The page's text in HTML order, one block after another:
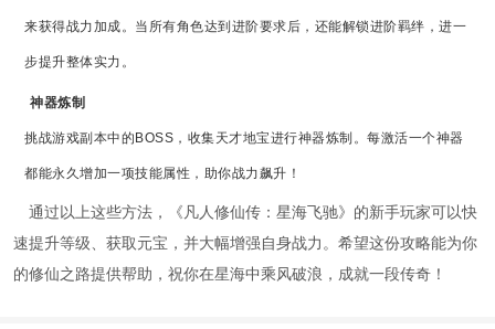
来获得战力加成。当所有角色达到进阶要求后，还能解锁进阶羁绊，进一
步提升整体实力。
神器炼制
挑战游戏副本中的BOSS，收集天才地宝进行神器炼制。每激活一个神器
都能永久增加一项技能属性，助你战力飙升！
通过以上这些方法，《凡人修仙传：星海飞驰》的新手玩家可以快
速提升等级、获取元宝，并大幅增强自身战力。希望这份攻略能为你
的修仙之路提供帮助，祝你在星海中乘风破浪，成就一段传奇！